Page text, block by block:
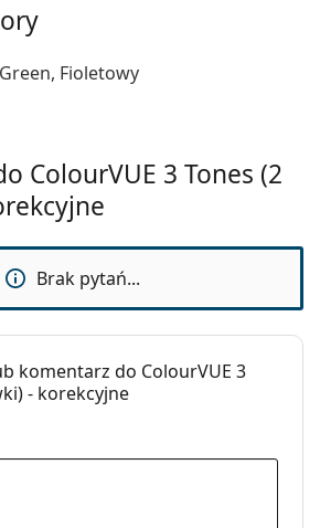
45 %
Nie
Nie
Co najmniej 11 miesięcy
Fioletowy
ColourVUE 3 Tones (2
Brak pytań...
komentarz do ColourVUE 3
- korekcyjne